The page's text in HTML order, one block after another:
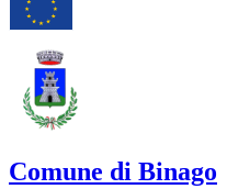
Comune di Binago